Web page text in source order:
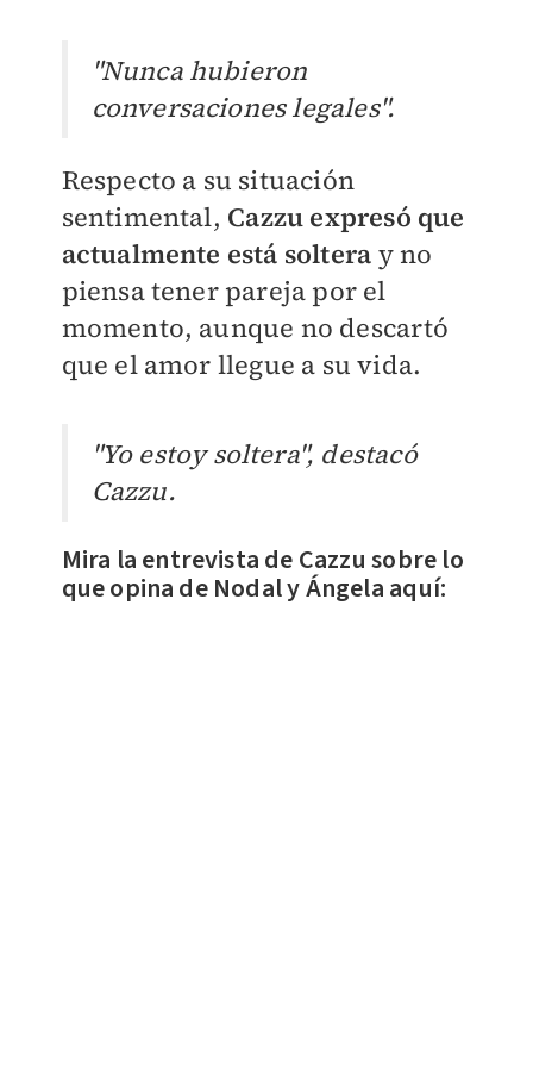
"Nunca hubieron
conversaciones legales".
Respecto a su situación
sentimental, Cazzu expresó que
actualmente está soltera y no
piensa tener pareja por el
momento, aunque no descartó
que el amor llegue a su vida.
"Yo estoy soltera", destacó
Cazzu.
Mira la entrevista de Cazzu sobre lo
que opina de Nodal y Ángela aquí: